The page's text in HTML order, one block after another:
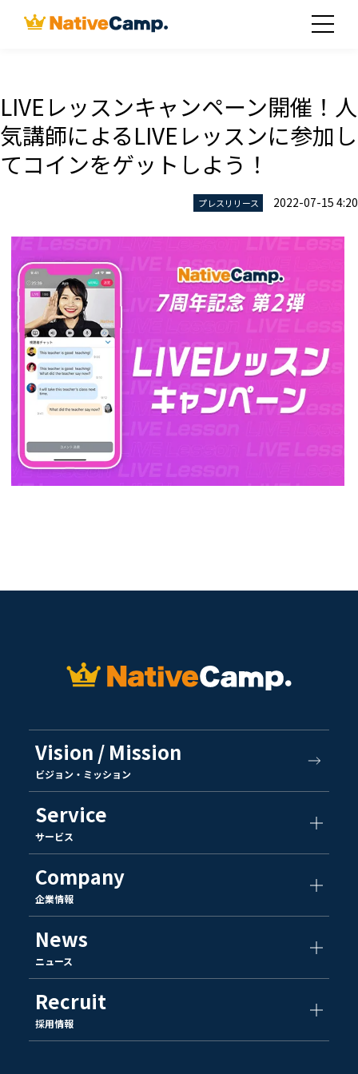
LIVEレッスンキャンペーン開催！人
気講師によるLIVEレッスンに参加し
てコインをゲットしよう！
プレスリリース 2022-07-15 4:20
Vision / Mission
ビジョン・ミッション
Service
サービス
Company
企業情報
News
ニュース
Recruit
採用情報